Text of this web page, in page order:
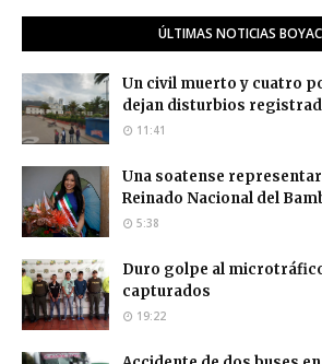
ÚLTIMAS NOTICIAS
Un civil muerto y cuatro
dejan disturbios
11:41
Una soatense
Reinado Nacional del
5:38
Duro golpe al
capturados
19:22